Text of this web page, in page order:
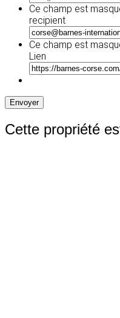
Ce champ est
recipient
Ce champ est
Lien
Envoyer
Cette propriété